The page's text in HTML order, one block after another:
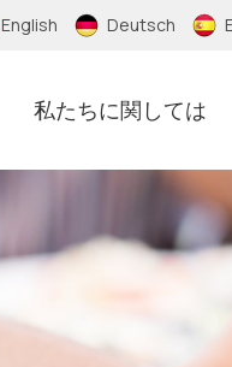
English Deutsch
私たちに関しては